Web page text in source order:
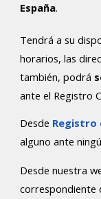
España.
Tendrá a su
horarios, las
también, podrá
ante el Registro
Desde Registro
alguno ante
Desde nuestra
correspondiente